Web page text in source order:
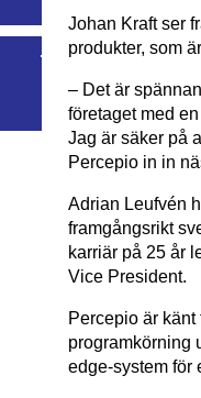
Johan Kraft ser
produkter, som
– Det är
företaget med
Jag är säker på
Percepio in in
Adrian Leufvén
framgångsrikt
karriär på 25 år
Vice President.
Percepio är
programkörning
edge-system för